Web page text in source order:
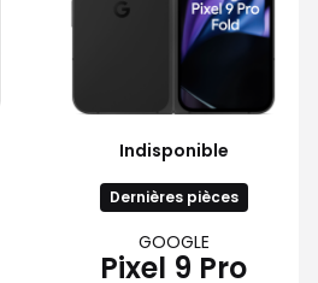
Indisponible
Dernières pièces
GOOGLE
Pixel 9 Pro